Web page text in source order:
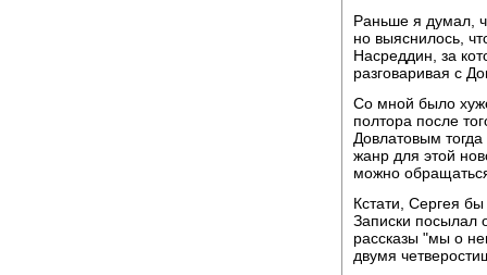
Раньше я думал,
но выяснилось,
Насреддин, за
разговаривая с
Со мной было
полтора после
Довлатовым
жанр для этой
можно
Кстати, Сергея
Записки посылал
рассказы "мы о
двумя